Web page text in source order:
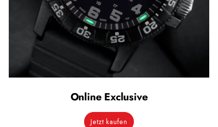
Online Exclusive
Jetzt kaufen